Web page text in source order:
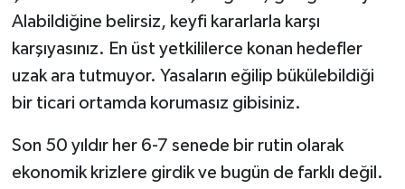
Alabildiğine belirsiz, keyfi kararlarla karşı
karşıyasınız. En üst yetkililerce konan hedefler
uzak ara tutmuyor. Yasaların eğilip bükülebildiği
bir ticari ortamda korumasız gibisiniz.
Son 50 yıldır her 6-7 senede bir rutin olarak
ekonomik krizlere girdik ve bugün de farklı değil.